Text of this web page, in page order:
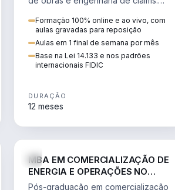
pleitos, delay analysis e FIDIC.
Formação 100% online e ao vivo, com
aulas gravadas para reposição
Aulas em 1 final de semana por mês
Base na Lei 14.133 e nos padrões
internacionais FIDIC
DURAÇÃO
12 meses
MBA EM COMERCIALIZAÇÃO DE
ENERGIA E OPERAÇÕES NO
MERCADO LIVRE
Pós-graduação em comercialização